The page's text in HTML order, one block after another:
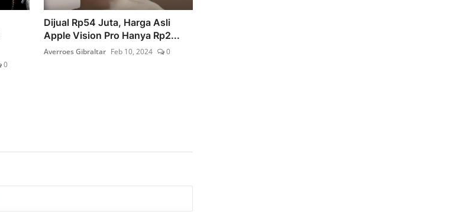
0
Dijual Rp54 Juta, Harga Asli
Apple Vision Pro Hanya Rp2...
Averroes Gibraltar Feb 10, 2024 0